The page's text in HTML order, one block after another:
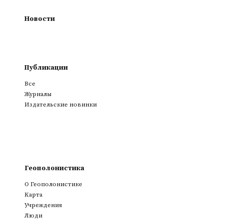
Новости
Публикации
Все
Журналы
Издательские новинки
Геополонистика
О Геополонистике
Kарта
Учреждения
Люди